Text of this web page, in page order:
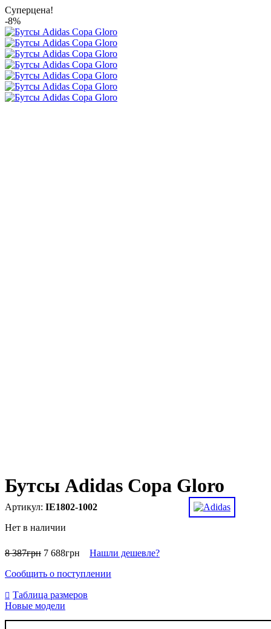
Суперцена!
-8%
Бутсы Adidas Copa Gloro
IE1802-1002
Нет в наличии
8 387грн 7 688грн
Нашли дешевле?
Сообщить о поступлении
Таблица размеров
Новые модели